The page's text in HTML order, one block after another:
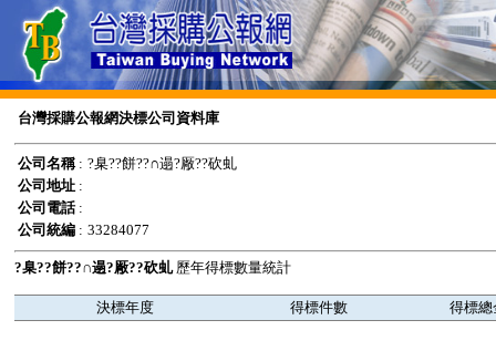
台灣採購公報網決標公司資料庫
公司名稱: ?臬??餅??∩遢?厰??砍虬
公司地址 :
公司電話:
公司統編 : 33284077
?臬??餅??∩遢?厰??砍虬歷年得標數量統計
決標年度 得標件數 得標總